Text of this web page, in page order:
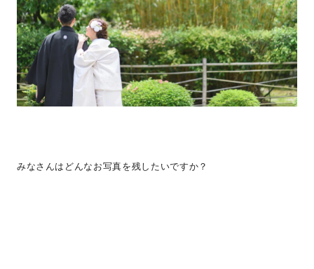
みなさんはどんなお写真を残したいですか？